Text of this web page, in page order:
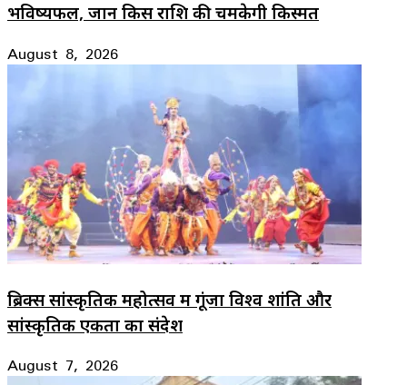
भविष्यफल, जानें किस राशि की चमकेगी किस्मत
August 8, 2026
ब्रिक्स सांस्कृतिक महोत्सव में गूंजा विश्व शांति और
सांस्कृतिक एकता का संदेश
August 7, 2026